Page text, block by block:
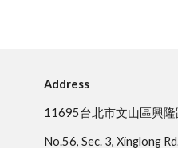
Address
11695台北市文山區興
No.56, Sec. 3, Xinglong